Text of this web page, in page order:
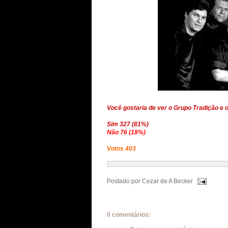
Você gostaria de ver o Grupo Tradição e
Sim 327 (81%)
Não 76 (18%)
Votos 403
Postado por Cezar de A Becker
0 comentários: